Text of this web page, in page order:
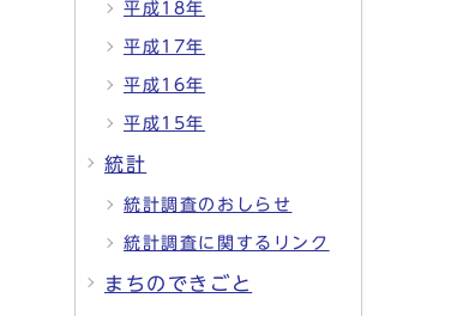
平成18年
平成17年
平成16年
平成15年
統計
統計調査のおしらせ
統計調査に関するリンク
まちのできごと